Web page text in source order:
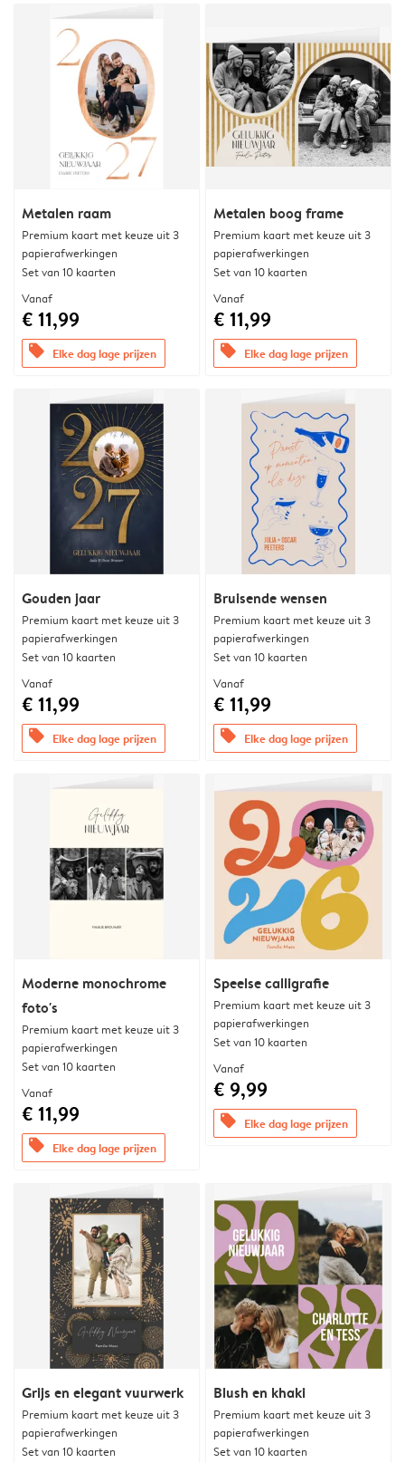
Metalen raam
Premium kaart met keuze uit 3
papierafwerkingen
Set van 10 kaarten
Vanaf
€ 11,99
offers Elke dag lage prijzen
Metalen boog frame
Premium kaart met keuze uit 3
papierafwerkingen
Set van 10 kaarten
Vanaf
€ 11,99
offers Elke dag lage prijzen
Gouden jaar
Premium kaart met keuze uit 3
papierafwerkingen
Set van 10 kaarten
Vanaf
€ 11,99
offers Elke dag lage prijzen
Bruisende wensen
Premium kaart met keuze uit 3
papierafwerkingen
Set van 10 kaarten
Vanaf
€ 11,99
offers Elke dag lage prijzen
Moderne monochrome
foto's
Premium kaart met keuze uit 3
papierafwerkingen
Set van 10 kaarten
Vanaf
€ 11,99
offers Elke dag lage prijzen
Speelse calligrafie
Premium kaart met keuze uit 3
papierafwerkingen
Set van 10 kaarten
Vanaf
€ 9,99
offers Elke dag lage prijzen
Grijs en elegant vuurwerk
Premium kaart met keuze uit 3
papierafwerkingen
Set van 10 kaarten
Blush en khaki
Premium kaart met keuze uit 3
papierafwerkingen
Set van 10 kaarten